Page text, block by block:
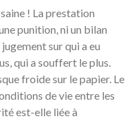
! La prestation
punition, ni un bilan
sur qui a eu
qui a souffert le plus.
froide sur le papier. Le
de vie entre les
est-elle liée à